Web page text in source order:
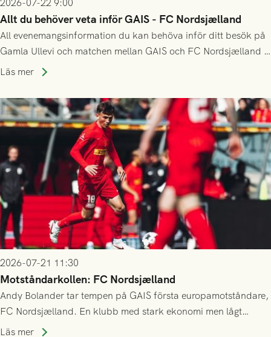
2026-07-22 9:00
Allt du behöver veta inför GAIS - FC Nordsjælland
All evenemangsinformation du kan behöva inför ditt besök på
Gamla Ullevi och matchen mellan GAIS och FC Nordsjælland i
kvalet till Conference League! Avspark kl 19.00 på torsdag
Läs mer
2026-07-21 11:30
Motståndarkollen: FC Nordsjælland
Andy Bolander tar tempen på GAIS första europamotståndare,
FC Nordsjælland. En klubb med stark ekonomi men lågt
publiksnitt, ett lag med både kollektiv styrka och individuell
Läs mer